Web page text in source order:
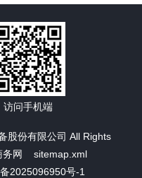
股份有限公司 All Rights
务网
sitemap.xml
2025096950号-1
访问手机端